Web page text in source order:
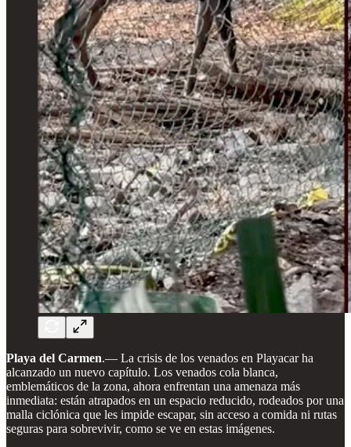
Playa del Carmen.— La crisis de los venados en Playacar ha
alcanzado un nuevo capítulo. Los venados cola blanca,
emblemáticos de la zona, ahora enfrentan una amenaza más
inmediata: están atrapados en un espacio reducido, rodeados por una
malla ciclónica que les impide escapar, sin acceso a comida ni rutas
seguras para sobrevivir, como se ve en estas imágenes.